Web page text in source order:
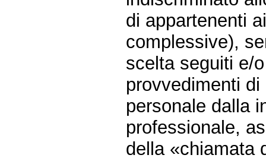
di appartenenti
complessive),
scelta seguiti e/
provvedimenti
personale dalla
professionale,
della «chiamata